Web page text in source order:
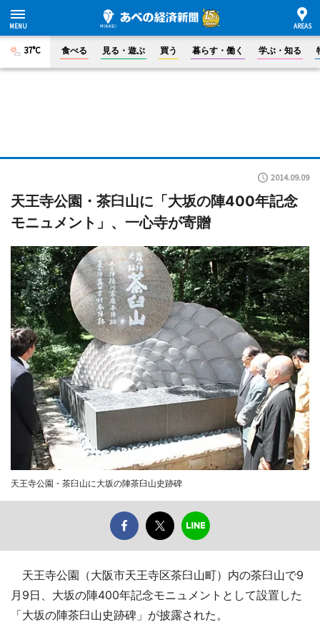
37°C 食べる 見る・遊ぶ 買う 暮らす・働く 学ぶ・知る
2014.09.09
天王寺公園・茶臼山に「大坂の陣400年記念
モニュメント」、一心寺が寄贈
天王寺公園・茶臼山に大坂の陣茶臼山史跡碑
天王寺公園（大阪市天王寺区茶臼山町）内の茶臼山で9
月9日、大坂の陣400年記念モニュメントとして設置した
「大坂の陣茶臼山史跡碑」が披露された。